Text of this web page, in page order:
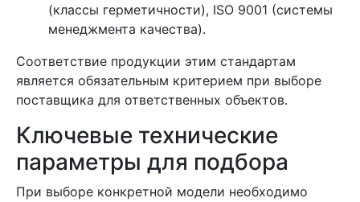
(классы герметичности), ISO 9001 (системы
менеджмента качества).
Соответствие продукции этим стандартам
является обязательным критерием при выборе
поставщика для ответственных объектов.
Ключевые технические
параметры для подбора
При выборе конкретной модели необходимо